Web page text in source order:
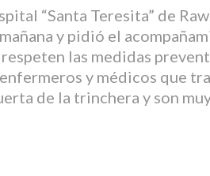
“Santa Teresita” de
y pidió el
las medidas
y médicos que
de la trinchera y son